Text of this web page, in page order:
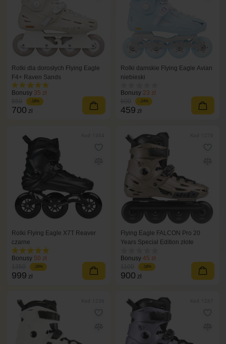
Rolki dla dorosłych Flying Eagle
F4+ Raven Sands
Bonusy 35 zł
-18%
700 zł
Rolki damskie Flying Eagle Avian
niebieski
Bonusy 23 zł
-24%
459 zł
Rolki Flying Eagle X7T Reaver
czarne
Bonusy 50 zł
-26%
999 zł
Flying Eagle FALCON Pro 20
Years Special Edition złote
Bonusy 45 zł
-18%
900 zł